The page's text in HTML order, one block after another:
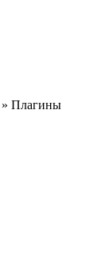
» Плагины